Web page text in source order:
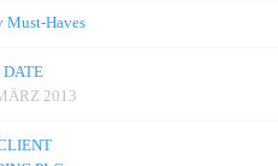
DATE
2013